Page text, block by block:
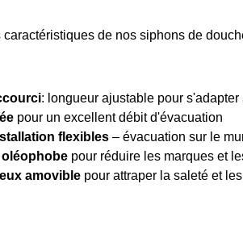
caractéristiques de nos siphons de
: longueur ajustable pour
pour un excellent débit d'évacuation
flexibles – évacuation sur le
oléophobe pour réduire les marques et
amovible pour attraper la saleté et